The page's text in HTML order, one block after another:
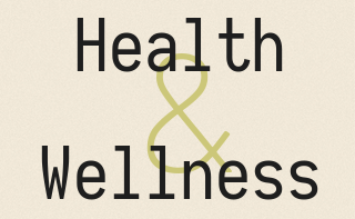
&
Health
Wellness